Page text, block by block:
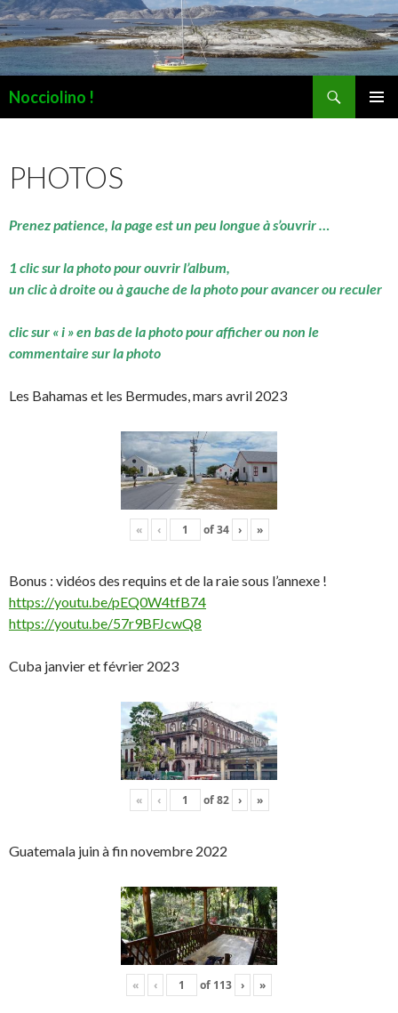
Nocciolino !
PHOTOS
Prenez patience, la page est un peu longue à s’ouvrir …
1 clic sur la photo pour ouvrir l’album,
un clic à droite ou à gauche de la photo pour avancer ou reculer
clic sur « i » en bas de la photo pour afficher ou non le
commentaire sur la photo
Les Bahamas et les Bermudes, mars avril 2023
« ‹ of34 › »
Bonus : vidéos des requins et de la raie sous l’annexe !
https://youtu.be/pEQ0W4tfB74
https://youtu.be/57r9BFJcwQ8
Cuba janvier et février 2023
« ‹ of82 › »
Guatemala juin à fin novembre 2022
« ‹ of 113 › »